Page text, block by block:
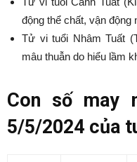
động thể chất, vận động
Tử vi tuổi Nhâm Tuất
mâu thuẫn do hiểu lầm
Con số may
5/5/2024 của